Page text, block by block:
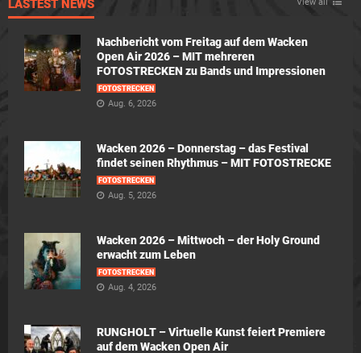
LASTEST NEWS
Nachbericht vom Freitag auf dem Wacken
Open Air 2026 – MIT mehreren
FOTOSTRECKEN zu Bands und Impressionen
FOTOSTRECKEN
Aug. 6, 2026
Wacken 2026 – Donnerstag – das Festival
findet seinen Rhythmus – MIT FOTOSTRECKE
FOTOSTRECKEN
Aug. 5, 2026
Wacken 2026 – Mittwoch – der Holy Ground
erwacht zum Leben
FOTOSTRECKEN
Aug. 4, 2026
RUNGHOLT – Virtuelle Kunst feiert Premiere
auf dem Wacken Open Air